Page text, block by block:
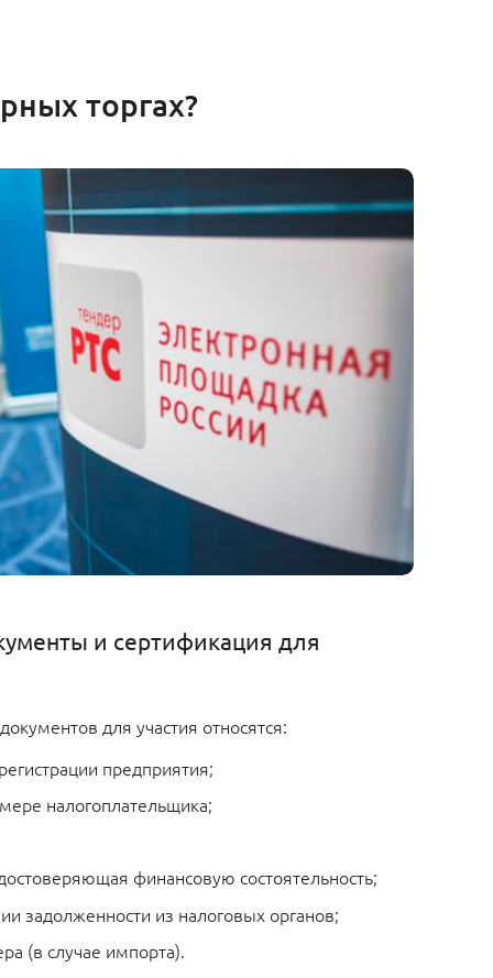
торгах?
и сертификация для
для участия относятся:
предприятия;
налогоплательщика;
финансовую состоятельность;
задолженности из налоговых органов;
(в случае импорта).